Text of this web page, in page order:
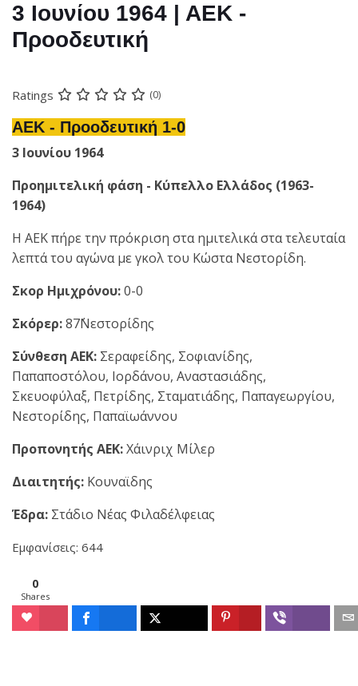
3 Ιουνίου 1964 | ΑΕΚ -
Προοδευτική
Ratings (0)
ΑΕΚ - Προοδευτική 1-0
3 Ιουνίου 1964
Προημιτελική φάση - Κύπελλο Ελλάδος (1963-
1964)
Η ΑΕΚ πήρε την πρόκριση στα ημιτελικά στα τελευταία
λεπτά του αγώνα με γκολ του Κώστα Νεστορίδη.
Σκορ Ημιχρόνου:0-0
Σκόρερ:87΄Νεστορίδης
Σύνθεση ΑΕΚ: Σεραφείδης, Σοφιανίδης,
Παπαποστόλου, Ιορδάνου, Αναστασιάδης,
Σκευοφύλαξ, Πετρίδης, Σταματιάδης, Παπαγεωργίου,
Νεστορίδης, Παπαϊωάννου
Προπονητής ΑΕΚ:Χάινριχ Μίλερ
Διαιτητής: Κουναϊδης
Έδρα: Στάδιο Νέας Φιλαδέλφειας
Εμφανίσεις: 644
0
Shares